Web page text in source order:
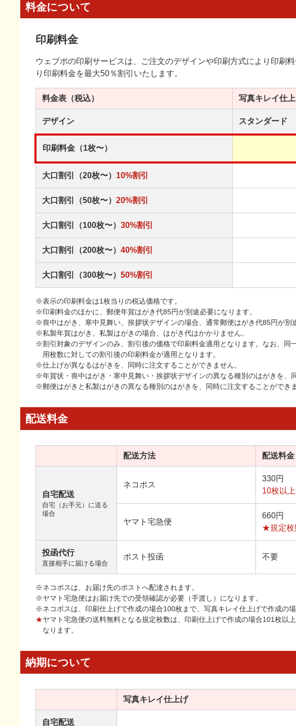
料金について
印刷料金
ウェブポの印刷サービスは、ご注文のデザインや印刷方式により印刷
り印刷料金を最大50％割引いたします。
料金表 （税込） 写真キレイ仕
デザイン スタンダード
印刷料金（1枚〜）
大口割引（20枚〜） 10%割引
大口割引（50枚〜） 20%割引
大口割引（100枚〜） 30%割引
大口割引（200枚〜） 40%割引
大口割引（300枚〜） 50%割引
※表示の印刷料金は1枚当りの税込価格です。
※印刷料金のほかに、郵便年賀はがき代85円が別途必要になります。
※喪中はがき、寒中見舞い、挨拶状デザインの場合、通常郵便はがき代85円が別
※私製年賀はがき、私製はがきの場合、はがき代はかかりません。
※割引対象のデザインのみ、割引後の価格で印刷料金適用となります。なお、
用枚数に対しての割引後の印刷料金が適用となります。
※仕上げが異なるはがきを、同時に注文することができません。
※年賀状・喪中はがき・寒中見舞い・挨拶状デザインの異なる種別のはがきを、
※郵便はがきと私製はがきの異なる種別のはがきを、同時に注文することができ
配送料金
配送方法 配送料金
自宅配送
自宅（お手元）に送る
場合
ネコポス
330円
10枚以
ヤマト宅急便
660円
★規定枚
投函代行
直接相手に届ける場合
ポスト投函 不要
※ネコポスは、お届け先のポストへ配達されます。
※ヤマト宅急便はお届け先での受領確認が必要（手渡し）になります。
※ネコポスは、印刷仕上げで作成の場合100枚まで、写真キレイ仕上げで作成の
★ヤマト宅急便の送料無料となる規定枚数は、印刷仕上げで作成の場合101枚以
なります。
納期について
写真キレイ仕上げ
自宅配送